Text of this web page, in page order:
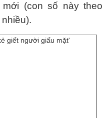
(con số này theo